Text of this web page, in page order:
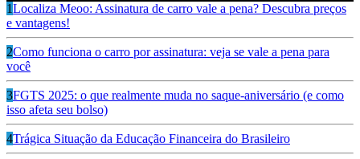
1Localiza Meoo: Assinatura de carro vale a pena? Descubra preços
e vantagens!
2Como funciona o carro por assinatura: veja se vale a pena para
você
3FGTS 2025: o que realmente muda no saque-aniversário (e como
isso afeta seu bolso)
4Trágica Situação da Educação Financeira do Brasileiro